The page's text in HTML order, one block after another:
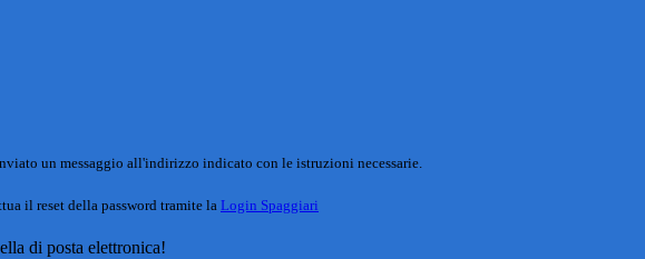
un messaggio all'indirizzo indicato con le istruzioni necessarie.
il reset della password tramite la Login Spaggiari
di posta elettronica!